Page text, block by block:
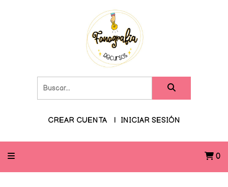
CREAR CUENTA INICIAR SESIÓN
0